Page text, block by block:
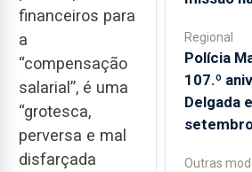
financeiros para
a
“compensação
salarial”, é uma
“grotesca,
perversa e mal
disfarçada
Regional
Polícia
107.º
Delgada
Outras